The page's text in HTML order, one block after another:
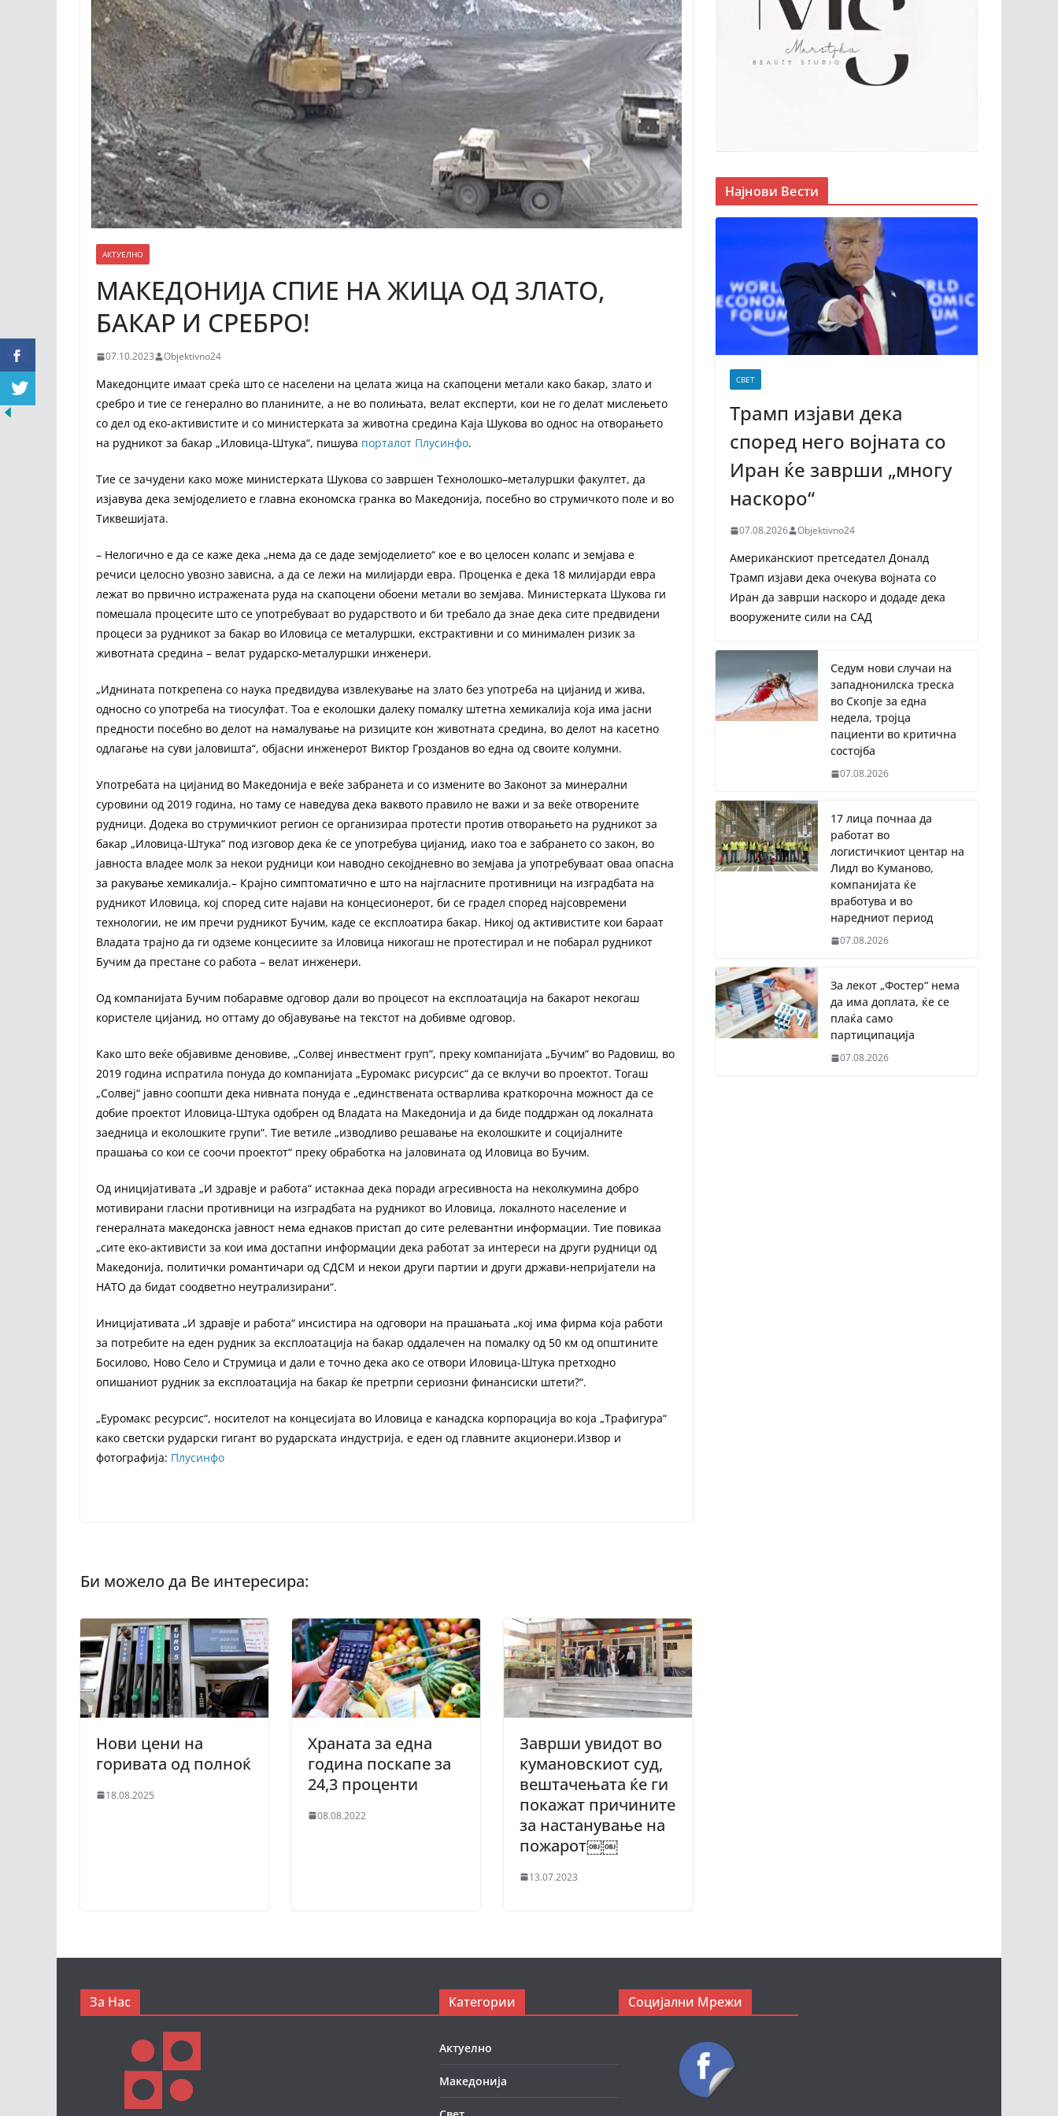
АКТУЕЛНО
МАКЕДОНИЈА СПИЕ НА ЖИЦА ОД ЗЛАТО,
БАКАР И СРЕБРО!
07.10.2023 Objektivno24
Македонците имаат среќа што се населени на целата жица на скапоцени метали како бакар, злато и
сребро и тие се генерално во планините, а не во полињата, велат експерти, кои не го делат мислењето
со дел од еко-активистите и со министерката за животна средина Каја Шукова во однос на отворањето
на рудникот за бакар „Иловица-Штука“, пишува порталот Плусинфо.
Тие се зачудени како може министерката Шукова со завршен Технолошко–металуршки факултет, да
изјавува дека земјоделието е главна економска гранка во Македонија, посебно во струмичкото поле и во
Тиквешијата.
– Нелогично е да се каже дека „нема да се даде земјоделието“ кое е во целосен колапс и земјава е
речиси целосно увозно зависна, а да се лежи на милијарди евра. Проценка е дека 18 милијарди евра
лежат во првично истражената руда на скапоцени обоени метали во земјава. Министерката Шукова ги
помешала процесите што се употребуваат во рударството и би требало да знае дека сите предвидени
процеси за рудникот за бакар во Иловица се металуршки, екстрактивни и со минимален ризик за
животната средина – велат рударско-металуршки инженери.
„Иднината поткрепена со наука предвидува извлекување на злато без употреба на цијанид и жива,
односно со употреба на тиосулфат. Тоа е еколошки далеку помалку штетна хемикалија која има јасни
предности посебно во делот на намалување на ризиците кон животната средина, во делот на касетно
одлагање на суви јаловишта“, објасни инженерот Виктор Грозданов во една од своите колумни.
Употребата на цијанид во Македонија е веќе забранета и со измените во Законот за минерални
суровини од 2019 година, но таму се наведува дека ваквото правило не важи и за веќе отворените
рудници. Додека во струмичкиот регион се организираа протести против отворањето на рудникот за
бакар „Иловица-Штука“ под изговор дека ќе се употребува цијанид, иако тоа е забрането со закон, во
јавноста владее молк за некои рудници кои наводно секојдневно во земјава ја употребуваат оваа опасна
за ракување хемикалија.– Крајно симптоматично е што на најгласните противници на изградбата на
рудникот Иловица, кој според сите најави на концесионерот, би се градел според најсовремени
технологии, не им пречи рудникот Бучим, каде се експлоатира бакар. Никој од активистите кои бараат
Владата трајно да ги одземе концесиите за Иловица никогаш не протестирал и не побарал рудникот
Бучим да престане со работа – велат инженери.
Од компанијата Бучим побаравме одговор дали во процесот на експлоатација на бакарот некогаш
користеле цијанид, но оттаму до објавување на текстот на добивме одговор.
Како што веќе објавивме деновиве, „Солвеј инвестмент груп“, преку компанијата „Бучим“ во Радовиш, во
2019 година испратилa понуда до компанијата „Еуромакс рисурсис“ да се вклучи во проектот. Тогаш
„Солвеј“ јавно соопшти дека нивната понуда е „единствената остварлива краткорочна можност да се
добие проектот Иловица-Штука одобрен од Владата на Македонија и да биде поддржан од локалната
заедница и еколошките групи“. Тие ветиле „изводливо решавање на еколошките и социјалните
прашања со кои се соочи проектот“ преку обработка на јаловината од Иловица во Бучим.
Од иницијативата „И здравје и работа“ истакнаа дека поради агресивноста на неколкумина добро
мотивирани гласни противници на изградбата на рудникот во Иловица, локалното население и
генералната македонска јавност нема еднаков пристап до сите релевантни информации. Тие повикаа
„сите еко-активисти за кои има достапни информации дека работат за интереси на други рудници од
Македонија, политички романтичари од СДСМ и некои други партии и други држави-непријатели на
НАТО да бидат соодветно неутрализирани“.
Иницијативата „И здравје и работа“ инсистира на одговори на прашањата „кој има фирма која работи
за потребите на еден рудник за експлоатација на бакар оддалечен на помалку од 50 км од општините
Босилово, Ново Село и Струмица и дали е точно дека ако се отвори Иловица-Штука претходно
опишаниот рудник за експлоатација на бакар ќе претрпи сериозни финансиски штети?“.
„Еуромакс ресурсис“, носителот на концесијата во Иловица е канадска корпорација во која „Трафигура“
како светски рударски гигант во рударската индустрија, е еден од главните акционери.Извор и
фотографија: Плусинфо
Нови цени на
горивата од полноќ
18.08.2025
Храната за една
година поскапе за
24,3 проценти
08.08.2022
Заврши увидот во
кумановскиот суд,
вештачењата ќе ги
покажат причините
за настанување на
пожарот￼￼
13.07.2023
Најнови Вести
СВЕТ
Трамп изјави дека
според него војната со
Иран ќе заврши „многу
наскоро“
07.08.2026 Objektivno24
Американскиот претседател Доналд
Трамп изјави дека очекува војната со
Иран да заврши наскоро и додаде дека
вооружените сили на САД
Седум нови случаи на
западнонилска треска
во Скопје за една
недела, тројца
пациенти во критична
состојба
07.08.2026
17 лица почнаа да
работат во
логистичкиот центар на
Лидл во Куманово,
компанијата ќе
вработува и во
наредниот период
07.08.2026
За лекот „Фостер“ нема
да има доплата, ќе се
плаќа само
партиципација
07.08.2026
За Нас Категории
Актуелно
Македонија
Социјални Мрежи